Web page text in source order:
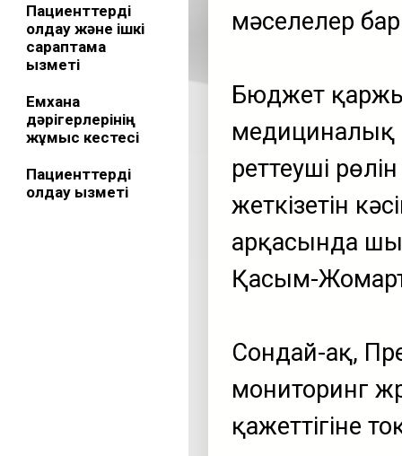
Пациенттерді
қолдау және ішкі
сараптама
қызметі
Емхана
дәрігерлерінің
жұмыс кестесі
Пациенттерді
қолдау қызметі
мәселелер
Бюджет
медициналық
реттеуші
жеткізетін
арқасында
Қасым-
Сондай-ақ,
мониторинг
қажеттігіне